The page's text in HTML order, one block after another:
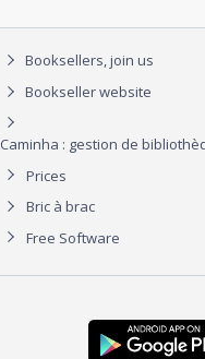
Booksellers, join us
Bookseller website
Caminha : gestion de
Prices
Bric à brac
Free Software